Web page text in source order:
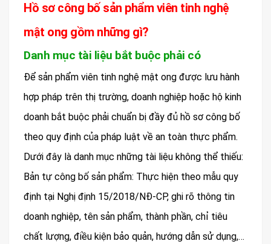
Hồ sơ công bố sản phẩm viên tinh nghệ
mật ong gồm những gì?
Danh mục tài liệu bắt buộc phải có
Để sản phẩm viên tinh nghệ mật ong được lưu hành
hợp pháp trên thị trường, doanh nghiệp hoặc hộ kinh
doanh bắt buộc phải chuẩn bị đầy đủ hồ sơ công bố
theo quy định của pháp luật về an toàn thực phẩm.
Dưới đây là danh mục những tài liệu không thể thiếu:
Bản tự công bố sản phẩm: Thực hiện theo mẫu quy
định tại Nghị định 15/2018/NĐ-CP, ghi rõ thông tin
doanh nghiệp, tên sản phẩm, thành phần, chỉ tiêu
chất lượng, điều kiện bảo quản, hướng dẫn sử dụng,…